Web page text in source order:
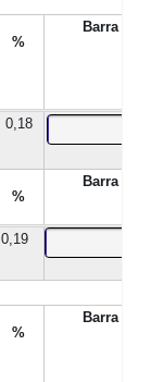
%
Barra %
0,18
%
Barra %
0,19
%
Barra %